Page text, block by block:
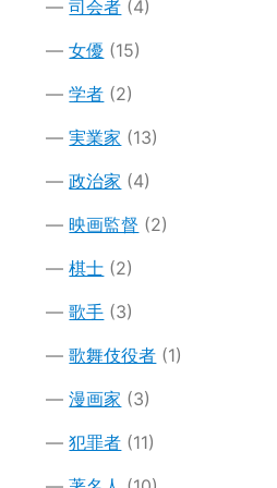
司会者 (4)
女優 (15)
学者 (2)
実業家 (13)
政治家 (4)
映画監督 (2)
棋士 (2)
歌手 (3)
歌舞伎役者 (1)
漫画家 (3)
犯罪者 (11)